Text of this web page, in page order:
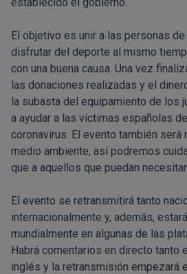
El objetivo es unir a las personas
disfrutar del deporte al mismo
con una buena causa. Una vez
las donaciones realizadas y el
la subasta del equipamiento de los
a ayudar a las víctimas españolas
coronavirus. El evento también será
medio ambiente, así podremos
que a aquellos que puedan
El evento se retransmitirá tanto
internacionalmente y, además,
mundialmente en algunas de las
Habrá comentarios en directo tanto
inglés y la retransmisión empezará